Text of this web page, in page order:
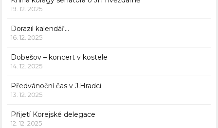
19. 12. 2025
Dorazil kalendář…
16. 12. 2025
Dobešov – koncert v kostele
14. 12. 2025
Předvánoční čas v J.Hradci
13. 12. 2025
Přijetí Korejské delegace
12. 12. 2025